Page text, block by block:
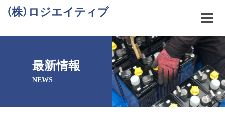
（株）ロジエイティブ
最新情報
NEWS